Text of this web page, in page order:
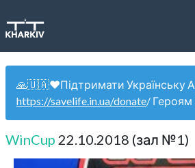
🙏🇺🇦❤️Підтримати Українську
https://savelife.in.ua/donate/ Героям
WinCup 22.10.2018 (зал №1)